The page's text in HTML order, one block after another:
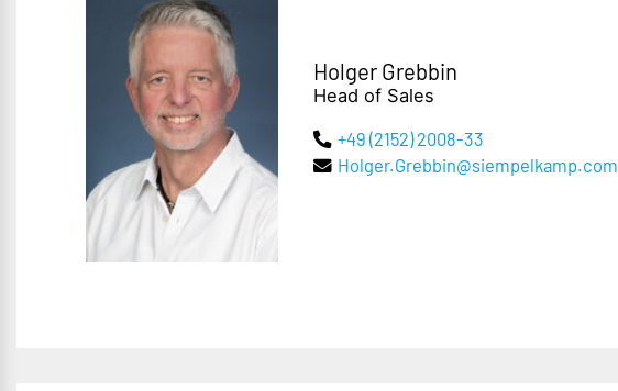
Holger Grebbin
Head of Sales
+49 (2152) 2008-33
Holger.Grebbin@siempelkamp.com